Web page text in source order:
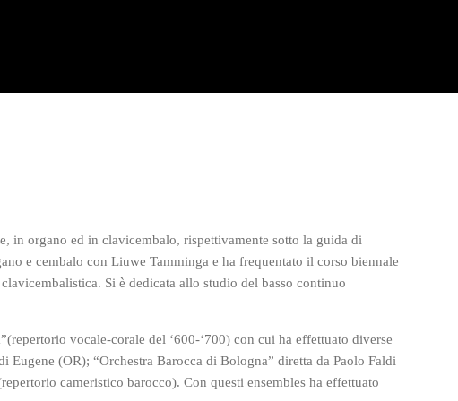
in organo ed in clavicembalo, rispettivamente sotto la guida di
e cembalo con Liuwe Tamminga e ha frequentato il corso biennale
Si è dedicata allo studio del basso continuo
vocale-corale del ‘600-‘700) con cui ha effettuato diverse
Eugene (OR); “Orchestra Barocca di Bologna” diretta da Paolo Faldi
cameristico barocco). Con questi ensembles ha effettuato